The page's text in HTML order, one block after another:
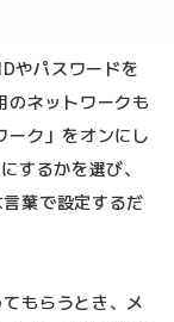
やパスワードを
のネットワークも
ーク」をオンにし
するかを選び、
葉で設定するだ
もらうとき、メ